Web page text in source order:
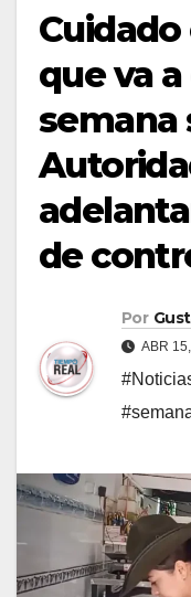
que va
semana
de
Por
ABR